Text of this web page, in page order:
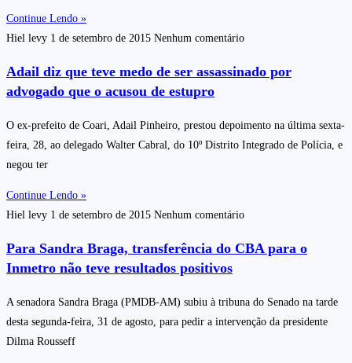
Continue Lendo »
Hiel levy 1 de setembro de 2015 Nenhum comentário
Adail diz que teve medo de ser assassinado por
advogado que o acusou de estupro
O ex-prefeito de Coari, Adail Pinheiro, prestou depoimento na última sexta-
feira, 28, ao delegado Walter Cabral, do 10º Distrito Integrado de Polícia, e
negou ter
Continue Lendo »
Hiel levy 1 de setembro de 2015 Nenhum comentário
Para Sandra Braga, transferência do CBA para o
Inmetro não teve resultados positivos
A senadora Sandra Braga (PMDB-AM) subiu à tribuna do Senado na tarde
desta segunda-feira, 31 de agosto, para pedir a intervenção da presidente
Dilma Rousseff